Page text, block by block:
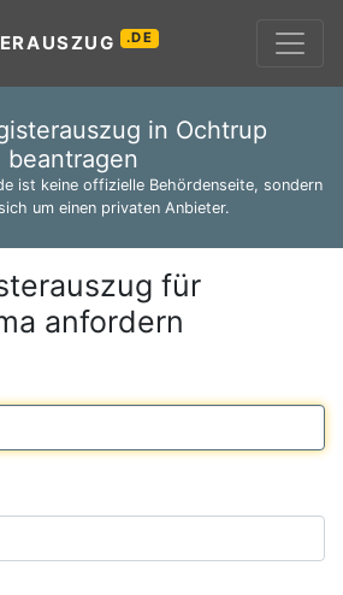
.DE
in Ochtrup
beantragen
ist keine offizielle Behördenseite, sondern
um einen privaten Anbieter.
für
anfordern